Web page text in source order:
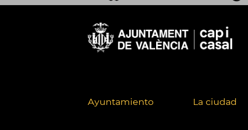
Ayuntamiento La ciudad